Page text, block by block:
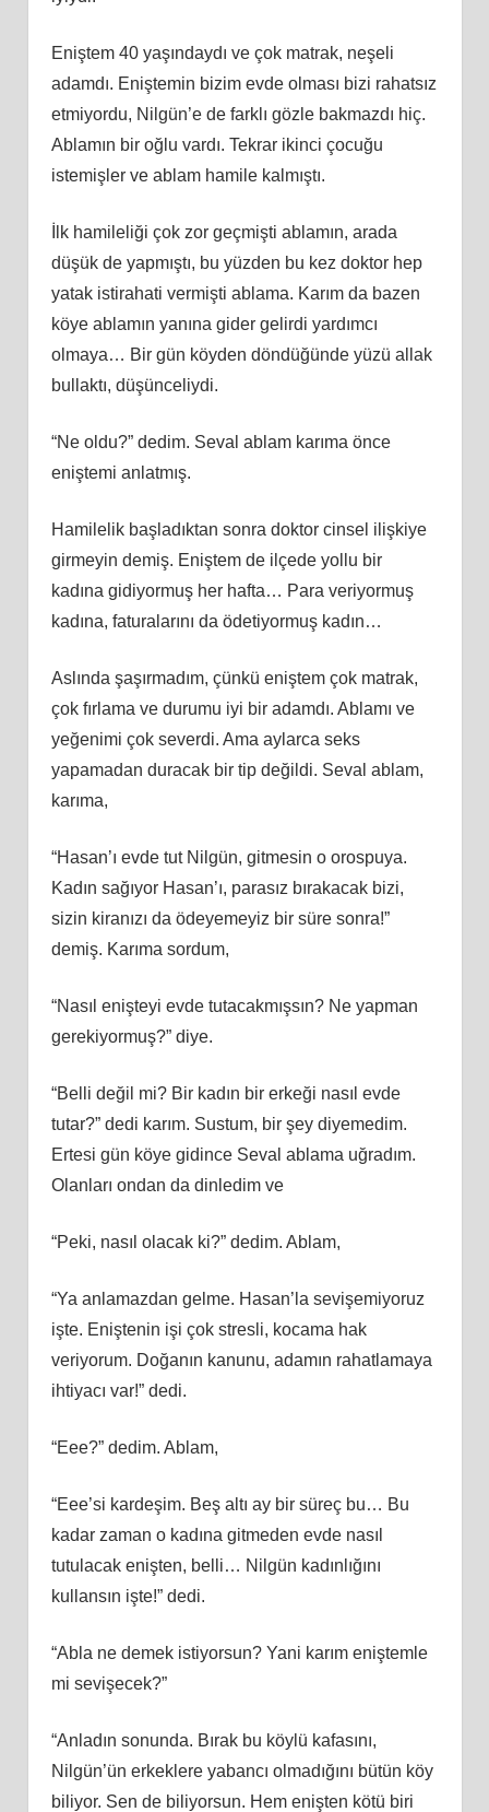
Eniştem 40 yaşındaydı ve çok matrak, neşeli
adamdı. Eniştemin bizim evde olması bizi rahatsız
etmiyordu, Nilgün’e de farklı gözle bakmazdı hiç.
Ablamın bir oğlu vardı. Tekrar ikinci çocuğu
istemişler ve ablam hamile kalmıştı.
İlk hamileliği çok zor geçmişti ablamın, arada
düşük de yapmıştı, bu yüzden bu kez doktor hep
yatak istirahati vermişti ablama. Karım da bazen
köye ablamın yanına gider gelirdi yardımcı
olmaya… Bir gün köyden döndüğünde yüzü allak
bullaktı, düşünceliydi.
“Ne oldu?” dedim. Seval ablam karıma önce
eniştemi anlatmış.
Hamilelik başladıktan sonra doktor cinsel ilişkiye
girmeyin demiş. Eniştem de ilçede yollu bir
kadına gidiyormuş her hafta… Para veriyormuş
kadına, faturalarını da ödetiyormuş kadın…
Aslında şaşırmadım, çünkü eniştem çok matrak,
çok fırlama ve durumu iyi bir adamdı. Ablamı ve
yeğenimi çok severdi. Ama aylarca seks
yapamadan duracak bir tip değildi. Seval ablam,
karıma,
“Hasan’ı evde tut Nilgün, gitmesin o orospuya.
Kadın sağıyor Hasan’ı, parasız bırakacak bizi,
sizin kiranızı da ödeyemeyiz bir süre sonra!”
demiş. Karıma sordum,
“Nasıl enişteyi evde tutacakmışsın? Ne yapman
gerekiyormuş?” diye.
“Belli değil mi? Bir kadın bir erkeği nasıl evde
tutar?” dedi karım. Sustum, bir şey diyemedim.
Ertesi gün köye gidince Seval ablama uğradım.
Olanları ondan da dinledim ve
“Peki, nasıl olacak ki?” dedim. Ablam,
“Ya anlamazdan gelme. Hasan’la sevişemiyoruz
işte. Eniştenin işi çok stresli, kocama hak
veriyorum. Doğanın kanunu, adamın rahatlamaya
ihtiyacı var!” dedi.
“Eee?” dedim. Ablam,
“Eee’si kardeşim. Beş altı ay bir süreç bu… Bu
kadar zaman o kadına gitmeden evde nasıl
tutulacak enişten, belli… Nilgün kadınlığını
kullansın işte!” dedi.
“Abla ne demek istiyorsun? Yani karım eniştemle
mi sevişecek?”
“Anladın sonunda. Bırak bu köylü kafasını,
Nilgün’ün erkeklere yabancı olmadığını bütün köy
biliyor. Sen de biliyorsun. Hem enişten kötü biri